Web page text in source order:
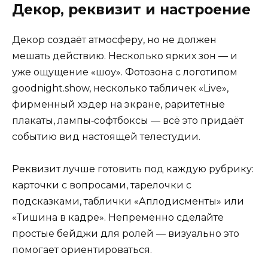
Декор, реквизит и настроение
Декор создаёт атмосферу, но не должен
мешать действию. Несколько ярких зон — и
уже ощущение «шоу». Фотозона с логотипом
goodnight.show, несколько табличек «Live»,
фирменный хэдер на экране, раритетные
плакаты, лампы‑софтбоксы — всё это придаёт
событию вид настоящей телестудии.
Реквизит лучше готовить под каждую рубрику:
карточки с вопросами, тарелочки с
подсказками, таблички «Аплодисменты» или
«Тишина в кадре». Непременно сделайте
простые бейджи для ролей — визуально это
помогает ориентироваться.